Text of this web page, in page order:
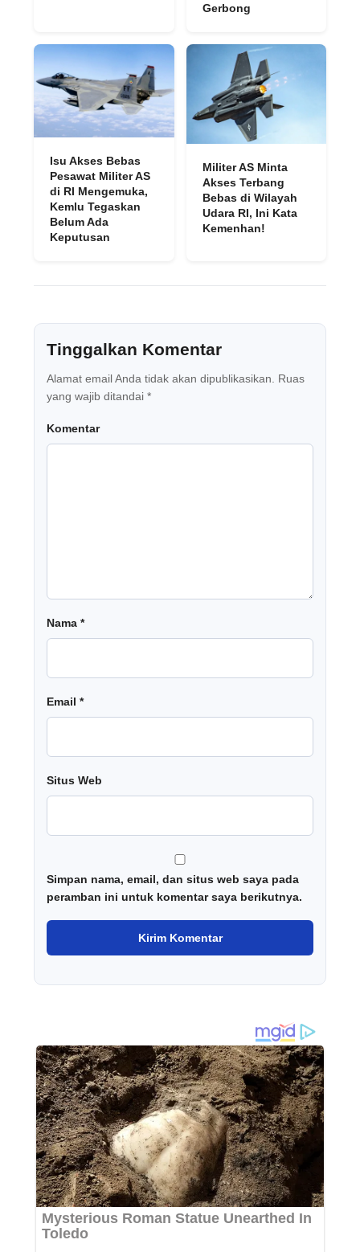
Gerbong
Isu Akses Bebas
Pesawat Militer AS
di RI Mengemuka,
Kemlu Tegaskan
Belum Ada
Keputusan
Militer AS Minta
Akses Terbang
Bebas di Wilayah
Udara RI, Ini Kata
Kemenhan!
Tinggalkan Komentar
Alamat email Anda tidak akan dipublikasikan. Ruas
yang wajib ditandai *
Komentar
Nama *
Email *
Situs Web
Simpan nama, email, dan situs web saya pada
peramban ini untuk komentar saya berikutnya.